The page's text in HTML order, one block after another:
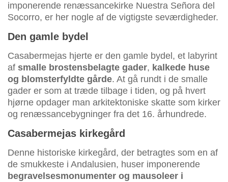
imponerende renæssancekirke Nuestra Señora del
Socorro, er her nogle af de vigtigste seværdigheder.
Den gamle bydel
Casabermejas hjerte er den gamle bydel, et labyrint
af smalle brostensbelagte gader, kalkede huse
og blomsterfyldte gårde. At gå rundt i de smalle
gader er som at træde tilbage i tiden, og på hvert
hjørne opdager man arkitektoniske skatte som kirker
og renæssancebygninger fra det 16. århundrede.
Casabermejas kirkegård
Denne historiske kirkegård, der betragtes som en af
de smukkeste i Andalusien, huser imponerende
begravelsesmonumenter og mausoleer i